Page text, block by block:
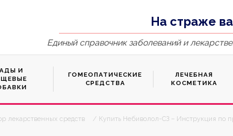
На страже
Единый справочник заболеваний и
И
ГОМЕОПАТИЧЕСКИЕ
СРЕДСТВА
ЛЕЧЕБНАЯ
КОСМЕТИКА
лекарственных средств / Купить Небиволол-СЗ – Инструкция по